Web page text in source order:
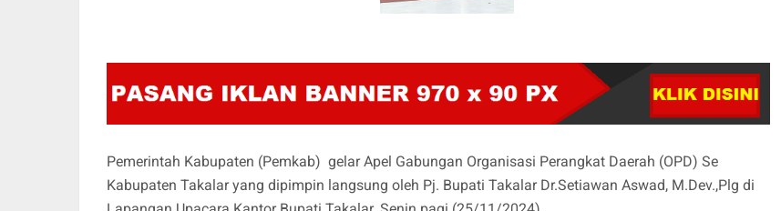
Pemerintah Kabupaten (Pemkab) gelar Apel Gabungan Organisasi Perangkat Daerah (OPD) Se
Kabupaten Takalar yang dipimpin langsung oleh Pj. Bupati Takalar Dr.Setiawan Aswad, M.Dev.,Plg di